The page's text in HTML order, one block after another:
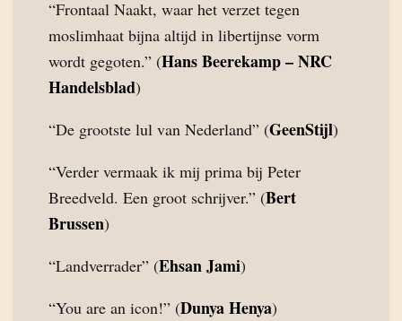
“Frontaal Naakt, waar het verzet tegen
moslimhaat bijna altijd in libertijnse vorm
wordt gegoten.” (Hans Beerekamp – NRC
Handelsblad)
“De grootste lul van Nederland” (GeenStijl)
“Verder vermaak ik mij prima bij Peter
Breedveld. Een groot schrijver.” (Bert
Brussen)
“Landverrader” (Ehsan Jami)
“You are an icon!” (Dunya Henya)